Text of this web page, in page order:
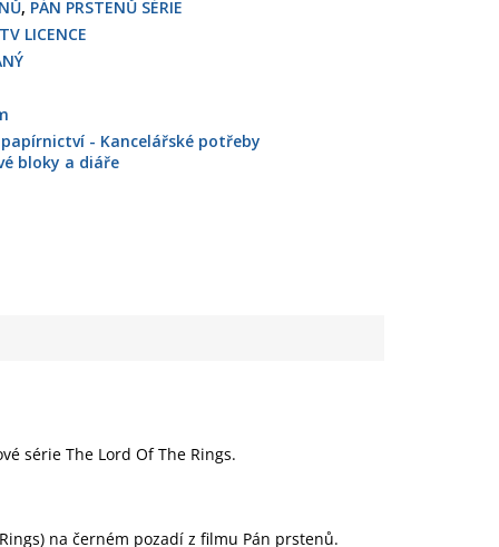
, PÁN PRSTENŮ SÉRIE
LICENCE
- Kancelářské potřeby
bloky a diáře
série The Lord Of The Rings.
na černém pozadí z filmu Pán prstenů.